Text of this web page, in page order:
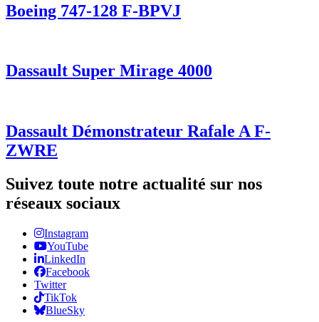
Boeing 747-128 F-BPVJ
Dassault Super Mirage 4000
Dassault Démonstrateur Rafale A F-
ZWRE
Suivez toute notre actualité sur nos
réseaux sociaux
Instagram
YouTube
LinkedIn
Facebook
Twitter
TikTok
BlueSky